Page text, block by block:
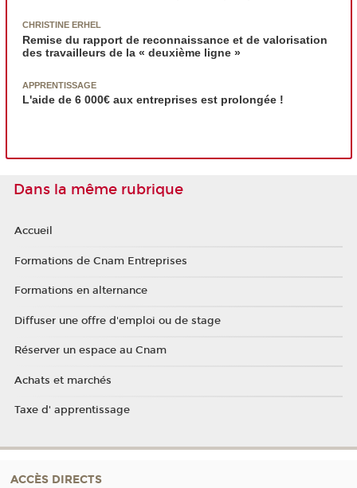
CHRISTINE ERHEL
Remise du rapport de reconnaissance et de valorisation
des travailleurs de la « deuxième ligne »
APPRENTISSAGE
L'aide de 6 000€ aux entreprises est prolongée !
Dans la même rubrique
Accueil
Formations de Cnam Entreprises
Formations en alternance
Diffuser une offre d'emploi ou de stage
Réserver un espace au Cnam
Achats et marchés
Taxe d' apprentissage
ACCÈS DIRECTS